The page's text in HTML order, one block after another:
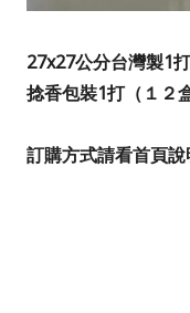
27x27公分台灣製1
捻香包裝1打（１２
訂購方式請看首頁說